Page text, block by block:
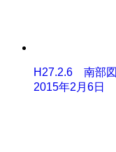
H27.2.6 南部
2015年2月6日